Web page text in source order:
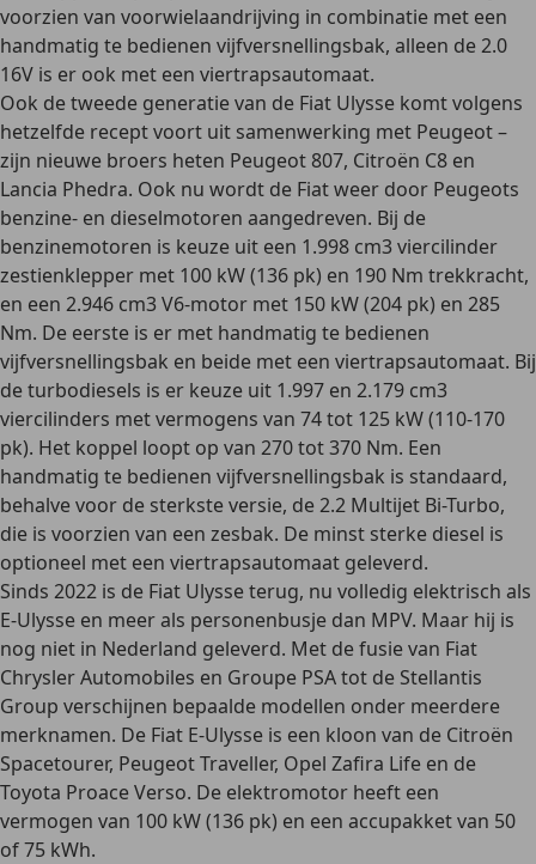
voorzien van voorwielaandrijving in combinatie met een
handmatig te bedienen vijfversnellingsbak, alleen de 2.0
16V is er ook met een viertrapsautomaat.
Ook de tweede generatie van de Fiat Ulysse komt volgens
hetzelfde recept voort uit samenwerking met Peugeot –
zijn nieuwe broers heten Peugeot 807, Citroën C8 en
Lancia Phedra. Ook nu wordt de Fiat weer door Peugeots
benzine- en dieselmotoren aangedreven. Bij de
benzinemotoren is keuze uit een 1.998 cm3 viercilinder
zestienklepper met 100 kW (136 pk) en 190 Nm trekkracht,
en een 2.946 cm3 V6-motor met 150 kW (204 pk) en 285
Nm. De eerste is er met handmatig te bedienen
vijfversnellingsbak en beide met een viertrapsautomaat. Bij
deturbodiesels is er keuze uit 1.997 en 2.179 cm3
viercilinders met vermogens van 74 tot 125 kW (110-170
pk). Het koppel loopt op van 270 tot 370 Nm. Een
handmatig te bedienen vijfversnellingsbak is standaard,
behalve voor de sterkste versie, de 2.2 Multijet Bi-Turbo,
die is voorzien van een zesbak. De minst sterke diesel is
optioneel met een viertrapsautomaat geleverd.
Sinds 2022 is de Fiat Ulysse terug, nu volledig elektrisch als
E-Ulysse en meer als personenbusje dan MPV. Maar hij is
nog niet in Nederland geleverd. Met de fusie van Fiat
Chrysler Automobiles en Groupe PSA tot de Stellantis
Group verschijnen bepaalde modellen onder meerdere
merknamen. De Fiat E-Ulysse is een kloon van de Citroën
Spacetourer, Peugeot Traveller, Opel Zafira Life en de
Toyota Proace Verso. De elektromotor heeft een
vermogen van 100 kW (136 pk) en een accupakket van 50
of 75 kWh.